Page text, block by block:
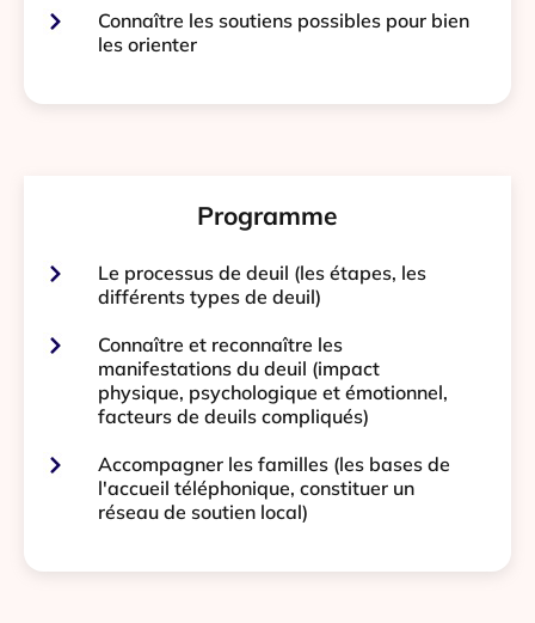
Connaître les soutiens possibles pour bien
les orienter
Programme
Le processus de deuil (les étapes, les
différents types de deuil)
Connaître et reconnaître les
manifestations du deuil (impact
physique, psychologique et émotionnel,
facteurs de deuils compliqués)
Accompagner les familles (les bases de
l'accueil téléphonique, constituer un
réseau de soutien local)